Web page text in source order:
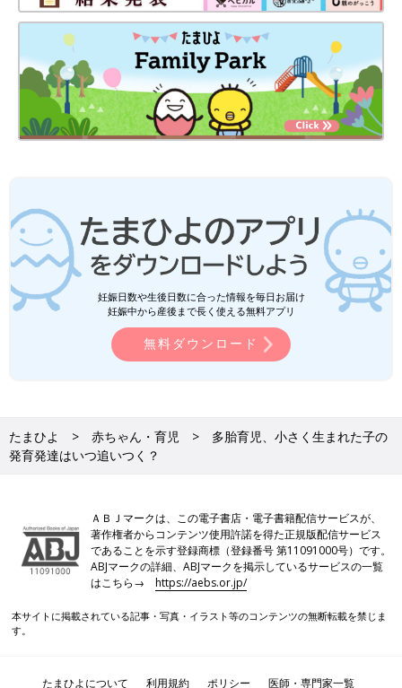
妊娠日数や生後日数に合った情報を毎日お届け
妊娠中から産後まで長く使える無料アプリ
無料ダウンロード
たまひよ 赤ちゃん・育児
多胎育児、小さく生まれた子の
発育発達はいつ追いつく？
ＡＢＪマークは、この電子書店・電子書籍配信サービスが、
著作権者からコンテンツ使用許諾を得た正規版配信サービス
であることを示す登録商標（登録番号 第11091000号）です。
ABJマークの詳細、ABJマークを掲示しているサービスの一覧
はこちら→https://aebs.or.jp/
本サイトに掲載されている記事・写真・イラスト等のコンテンツの無断転載を禁じま
す。
たまひよについて 利用規約 ポリシー 医師・専門家一覧